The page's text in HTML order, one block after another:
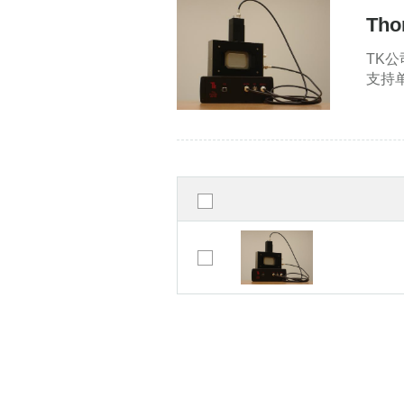
TK公
支持